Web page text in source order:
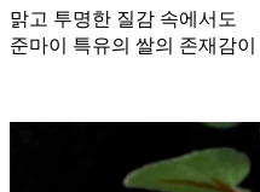
맑고 투명한 질감 속에서도
준마이 특유의 쌀의 존재감